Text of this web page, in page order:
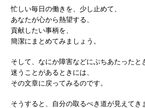
忙しい毎日の働きを、少し止めて、
あなたが心から熱望する、
貢献したい事柄を、
簡潔にまとめてみましょう。
そして、なにか障害などにぶちあたったと
迷うことがあるときには、
その文章に戻ってみるのです。
そうすると、自分の取るべき道が見えてき